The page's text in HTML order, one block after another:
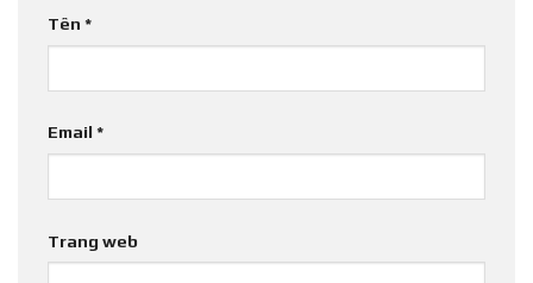
Tên *
Email *
Trang web